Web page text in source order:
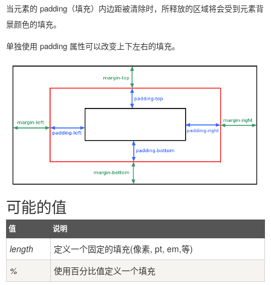
当元素的 padding（填充）内边距被清除时，所释放的区域将会受到元素背
景颜色的填充。
单独使用 padding 属性可以改变上下左右的填充。
可能的值
值 说明
length
定义一个固定的填充(像素, pt, em,等)
%
使用百分比值定义一个填充